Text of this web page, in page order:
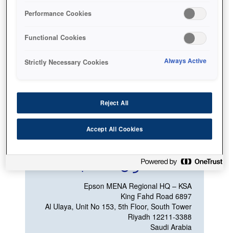
عرض شركاء الخدمة
عنوان المكتب
Saudi Arabia
Performance Cookies
Functional Cookies
Strictly Necessary Cookies Always Active
Reject All
Accept All Cookies